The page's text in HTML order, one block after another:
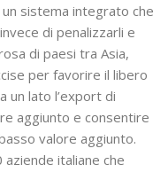
sistema integrato che
di penalizzarli e
di paesi tra Asia,
per favorire il libero
un lato l’export di
aggiunto e consentire
valore aggiunto.
italiane che